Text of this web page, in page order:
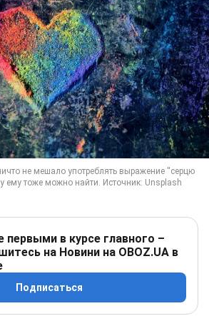
первыми в курсе главного –
на Новини на OBOZ.UA в
Подписаться